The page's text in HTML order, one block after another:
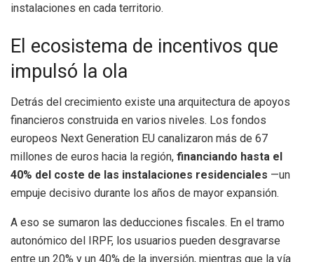
instalaciones en cada territorio.
El ecosistema de incentivos que
impulsó la ola
Detrás del crecimiento existe una arquitectura de apoyos
financieros construida en varios niveles. Los fondos
europeos Next Generation EU canalizaron más de 67
millones de euros hacia la región, financiando hasta el
40% del coste de las instalaciones residenciales —un
empuje decisivo durante los años de mayor expansión.
A eso se sumaron las deducciones fiscales. En el tramo
autonómico del IRPF, los usuarios pueden desgravarse
entre un 20% y un 40% de la inversión, mientras que la vía